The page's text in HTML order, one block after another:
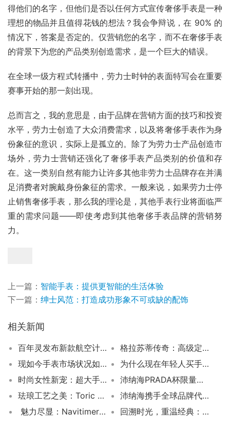
得他们的名字，但他们是否以任何方式宣传奢侈手表是一种
理想的物品并且值得花钱的想法？我会争辩说，在 90% 的
情况下，答案是否定的。仅营销您的名字，而不在奢侈手表
的背景下为您的产品类别创造需求，是一个巨大的错误。
在全球一级方程式转播中，劳力士时钟的表面特写会在重要
赛事开始的那一刻出现。
总而言之，我的意思是，由于品牌在营销方面的技巧和投资
水平，劳力士创造了大众消费需求，以及将奢侈手表作为身
份象征的意识，实际上是孤立的。除了为劳力士产品创造市
场外，劳力士营销还强化了奢侈手表产品类别的价值和存
在。这一类别自然有能力让许多其他非劳力士品牌存在并满
足消费者对腕戴身份象征的需求。一般来说，如果劳力士停
止销售奢侈手表，那么我的理论是，其他手表行业将面临严
重的需求问题——即使考虑到其他奢侈手表品牌的营销努
力。
上一篇： 智能手表：提供更智能的生活体验
下一篇： 绅士风范：打造成功形象不可或缺的配饰
相关新闻
百年灵发布新款航空计时宇航员腕表，首次公开展示“首款迈入太空的瑞士腕表” 原版，掀起太空探索热潮
格拉苏蒂传奇：高级定制珠宝亮相深圳万象城
现如今手表市场状况如何？
为什么现在年轻人买手表都不选择机械表了
时尚女性新宠：超大手表抢眼登场
沛纳海PRADA杯限量款，见证帆船史上最伟大战役
珐琅工艺之美：Toric 记忆时间
沛纳海携手全球品牌代言人迪丽热巴发布全新Luminor Due Luna庐米诺杜尔系列月相腕表广告大片
魅力尽显：Navitimer 35完美展现女性风采
回溯时光，重温经典：Anatom 拱形系列历史篇章开启